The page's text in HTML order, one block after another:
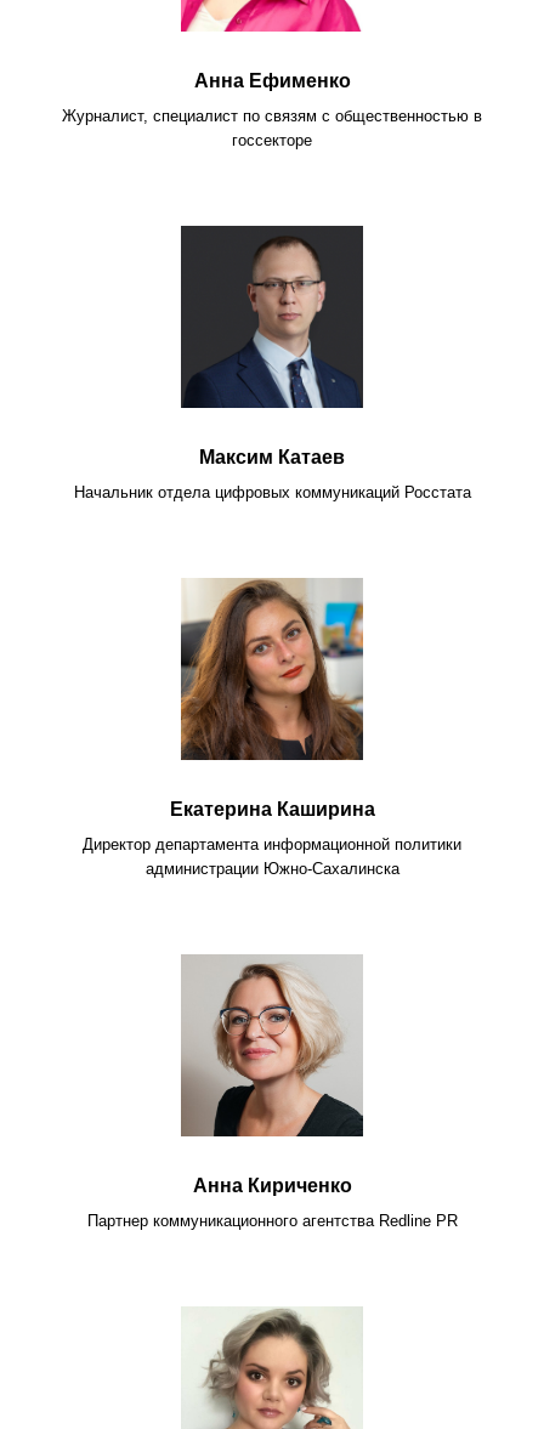
Анна Ефименко
Журналист, специалист по связям с общественностью в
госсекторе
Максим Катаев
Начальник отдела цифровых коммуникаций Росстата
Екатерина Каширина
Директор департамента информационной политики
администрации Южно-Сахалинска
Анна Кириченко
Партнер коммуникационного агентства Redline PR